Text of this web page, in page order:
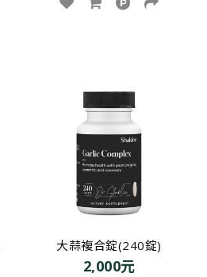
大蒜複合錠(240錠)
2,000元